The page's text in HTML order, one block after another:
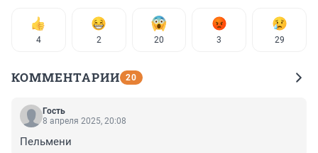
4 2 20 3 29
КОММЕНТАРИИ 20
Гость
8 апреля 2025, 20:08
Пельмени